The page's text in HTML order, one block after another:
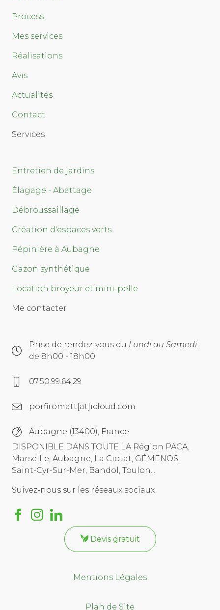
Process
Mes services
Réalisations
Avis
Actualités
Contact
Services
Entretien de jardins
Élagage - Abattage
Débroussaillage
Création d'espaces verts
Pépinière à Aubagne
Gazon synthétique
Location broyeur et mini-pelle
Me contacter
Prise de rendez-vous du Lundi au Samedi :
de 8h00 - 18h00
07.50.99.64.29
porfiromatt[at]icloud.com
Aubagne (13400), France
DISPONIBLE DANS TOUTE LA Région PACA,
Marseille, Aubagne, La Ciotat, GÉMENOS,
Saint-Cyr-Sur-Mer, Bandol, Toulon...
Suivez-nous sur les réseaux sociaux
Devis gratuit
Mentions Légales
Plan de Site